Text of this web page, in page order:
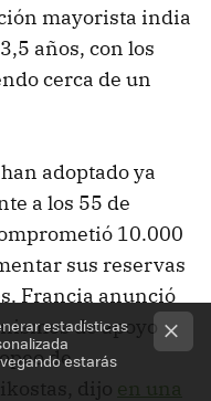
mayorista india
años, con los
cerca de un
adoptado ya
a los 55 de
10.000
sus reservas
Francia anunció
de apoyo
de
dijo en una
estadísticas
estarás